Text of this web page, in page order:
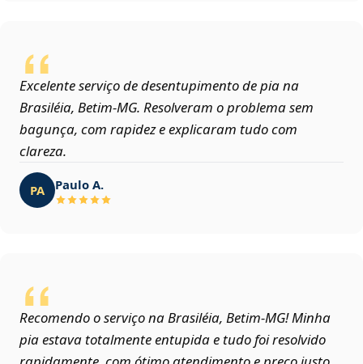
Excelente serviço de desentupimento de pia na
Brasiléia, Betim‑MG. Resolveram o problema sem
bagunça, com rapidez e explicaram tudo com
clareza.
PA Paulo A.
Recomendo o serviço na Brasiléia, Betim‑MG! Minha
pia estava totalmente entupida e tudo foi resolvido